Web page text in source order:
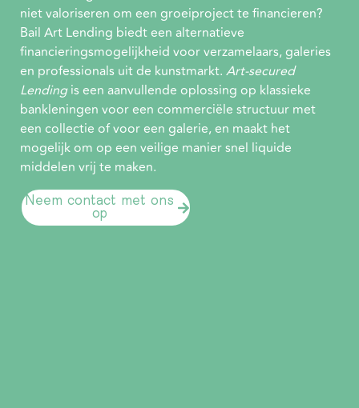
niet valoriseren om een groeiproject te financieren?
Bail Art Lending biedt een alternatieve
financieringsmogelijkheid voor verzamelaars, galeries
en professionals uit de kunstmarkt. Art-secured
Lendingis een aanvullende oplossing op klassieke
bankleningen voor een commerciële structuur met
een collectie of voor een galerie, en maakt het
mogelijk om op een veilige manier snel liquide
middelen vrij te maken.
Neem contact met ons
op